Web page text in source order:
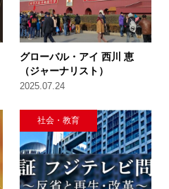
グローバル・アイ 西川 恵
（ジャーナリスト）
2025.07.24
社会・教育